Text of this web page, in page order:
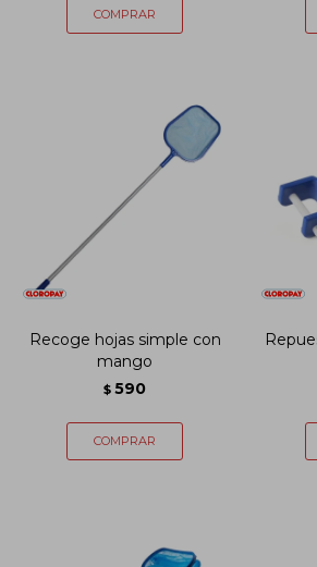
Recoge hojas simple con
mango
$ 590